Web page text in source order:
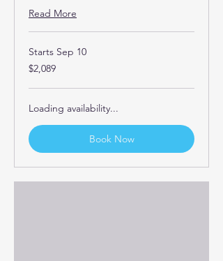
Read More
Starts Sep 10
2,089
US
$2,089
Loading availability...
Book Now